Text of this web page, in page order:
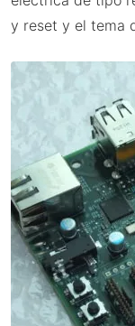
y reset y el tema